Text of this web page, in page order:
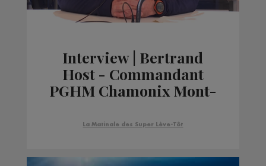
Interview | Bertrand
Host - Commandant
PGHM Chamonix Mont-
La Matinale des Super Lève-Tôt